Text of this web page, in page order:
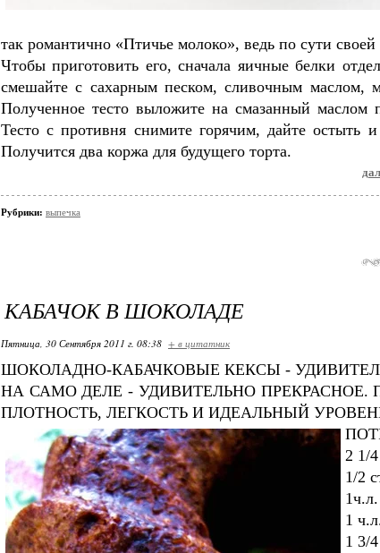
так романтично «Птичье молоко», ведь по сути
Чтобы приготовить его, сначала яичные белки
смешайте с сахарным песком, сливочным маслом,
Полученное тесто выложите на смазанный маслом
Тесто с противня снимите горячим, дайте остыть
Получится два коржа для будущего торта.
Рубрики: выпечка
КАБАЧОК В ШОКОЛАДЕ
Пятница, 30 Сентября 2011 г. 08:38 + в цитатник
ШОКОЛАДНО-КАБАЧКОВЫЕ КЕКСЫ -
НА САМО ДЕЛЕ - УДИВИТЕЛЬНО
ПЛОТНОСТЬ, ЛЕГКОСТЬ И ИДЕАЛЬНЫЙ
2 1/
1/2
1
1 3/